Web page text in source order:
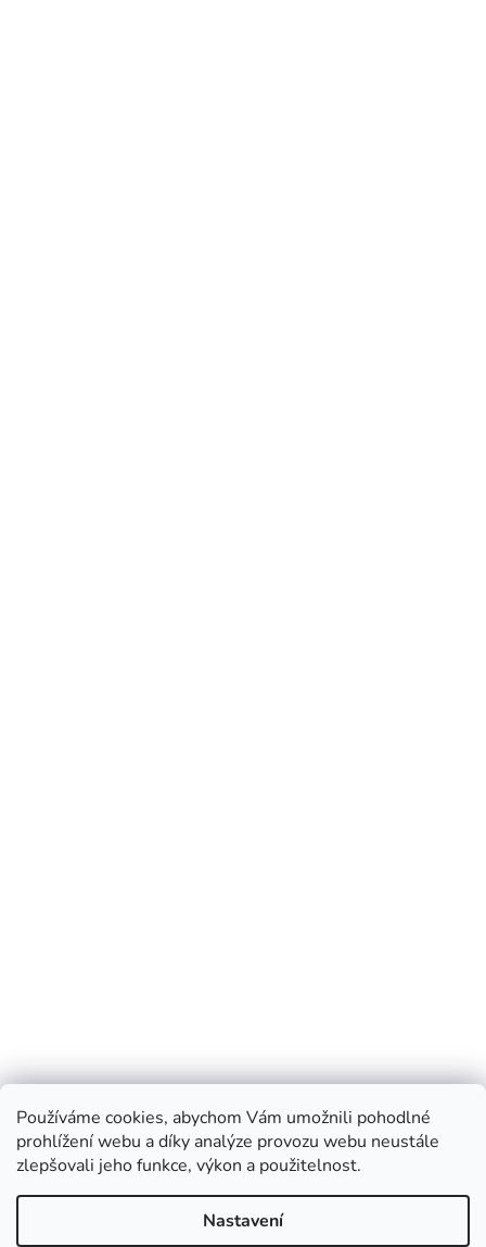
Používáme cookies, abychom Vám umožnili pohodlné
prohlížení webu a díky analýze provozu webu neustále
zlepšovali jeho funkce, výkon a použitelnost.
Nastavení